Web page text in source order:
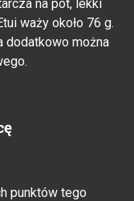
na pot, lekki
waży około 76 g.
dodatkowo można
punktów tego